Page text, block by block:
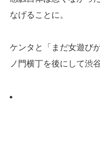
なげることに。
ケンタと「まだ女遊び
ノ門横丁を後にして渋